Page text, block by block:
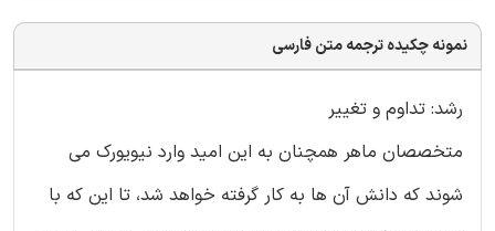
نمونه چکیده ترجمه متن فارسی
رشد: تداوم و تغییر
متخصصان ماهر همچنان به این امید وارد نیویورک می
شوند که دانش آن ها به کار گرفته خواهد شد، تا این که با